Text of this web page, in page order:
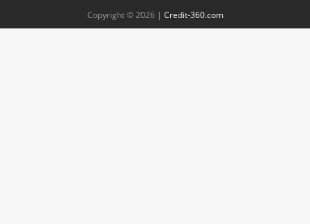
Copyright © 2026 | Credit-360.com